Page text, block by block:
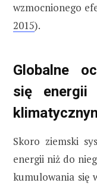
wzmocnionego
2015).
Globalne
się energii
Skoro ziemski
energii niż do
kumulowania się